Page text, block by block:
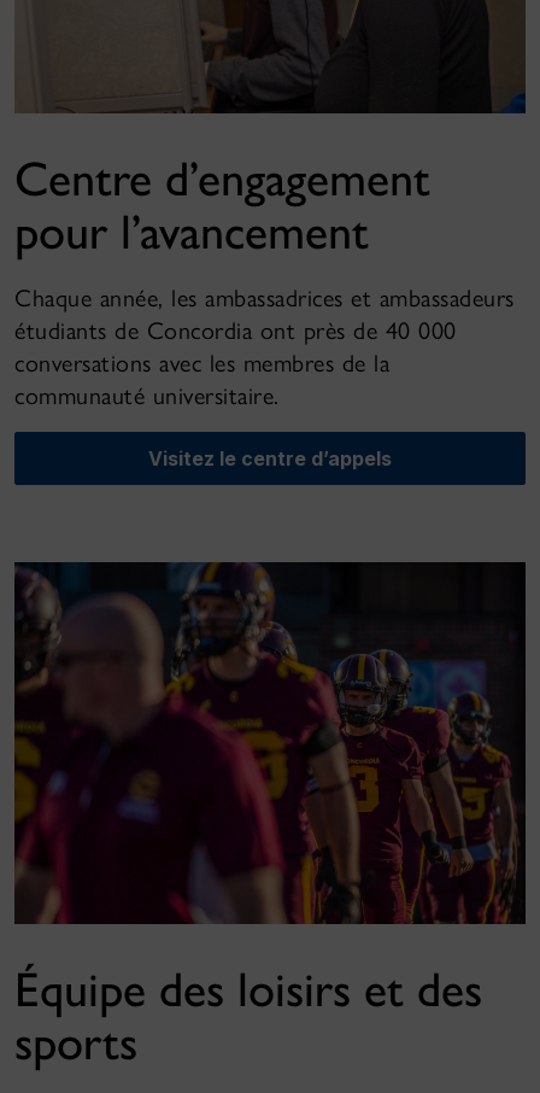
Centre d’engagement
pour l’avancement
Chaque année, les ambassadrices et ambassadeurs
étudiants de Concordia ont près de 40 000
conversations avec les membres de la
communauté universitaire.
Visitez le centre d’appels
Équipe des loisirs et des
sports